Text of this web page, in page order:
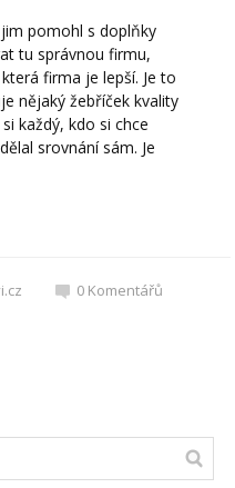
pomohl s doplňky
tu správnou firmu,
firma je lepší. Je to
nějaký žebříček kvality
každý, kdo si chce
srovnání sám. Je
0 Komentářů